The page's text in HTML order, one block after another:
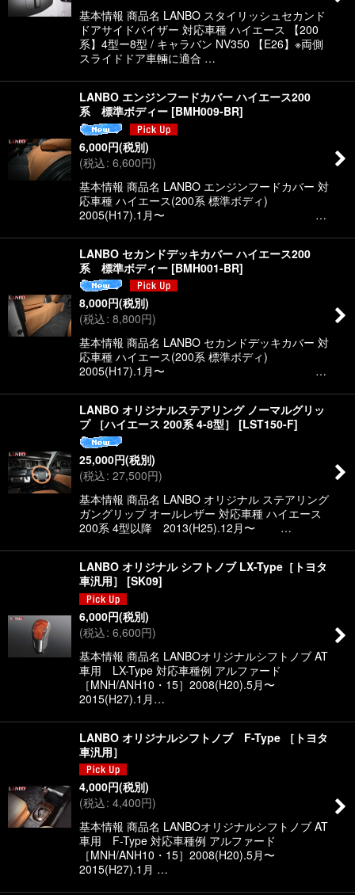
基本情報 商品名 LANBO スタイリッシュセカンド
ドアサイドバイザー 対応車種 ハイエース 【200
系】4型ー8型 / キャラバン NV350 【E26】※両側
スライドドア車輛に適合 …
LANBO エンジンフードカバー ハイエース200
系 標準ボディー [BMH009-BR]
6,000円(税別)
(税込: 6,600円)
基本情報 商品名 LANBO エンジンフードカバー 対
応車種 ハイエース(200系 標準ボディ)
2005(H17).1月〜 …
LANBO セカンドデッキカバー ハイエース200
系 標準ボディー [BMH001-BR]
8,000円(税別)
(税込: 8,800円)
基本情報 商品名 LANBO セカンドデッキカバー 対
応車種 ハイエース(200系 標準ボディ)
2005(H17).1月〜 …
LANBO オリジナルステアリング ノーマルグリッ
プ ［ハイエース 200系 4-8型］
[LST150-F]
25,000円(税別)
(税込: 27,500円)
基本情報 商品名 LANBO オリジナル ステアリング
ガングリップ オールレザー 対応車種 ハイエース
200系 4型以降 2013(H25).12月〜 …
LANBO オリジナル シフトノブ LX-Type［トヨタ
車汎用］
[SK09]
6,000円(税別)
(税込: 6,600円)
基本情報 商品名 LANBOオリジナルシフトノブ AT
車用 LX-Type 対応車種例 アルファード
［MNH/ANH10・15］2008(H20).5月〜
2015(H27).1月…
LANBO オリジナルシフトノブ F-Type ［トヨタ
車汎用］
4,000円(税別)
(税込: 4,400円)
基本情報 商品名 LANBOオリジナルシフトノブ AT
車用 F-Type 対応車種例 アルファード
［MNH/ANH10・15］2008(H20).5月〜
2015(H27).1月 …